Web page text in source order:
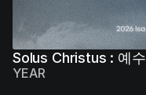
Solus Christus : 예
YEAR